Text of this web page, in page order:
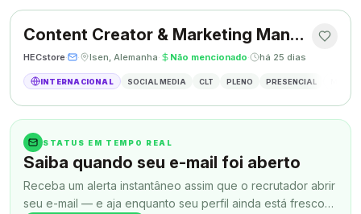
Content Creator & Marketing Manager
HECstore· · Isen, Alemanha· Não mencionado· há 25 dias
INTERNACIONAL SOCIAL MEDIA CLT PLENO PRESENCIAL
STATUS EM TEMPO REAL
Saiba quando seu e-mail foi aberto
Receba um alerta instantâneo assim que o recrutador abrir
seu e-mail — e aja enquanto seu perfil ainda está fresco